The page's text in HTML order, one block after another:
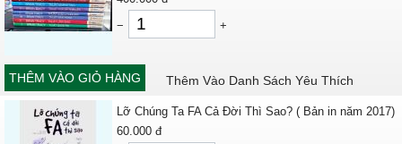
−
+
THÊM VÀO GIỎ HÀNG Thêm Vào Danh Sách Yêu Thích
Lỡ Chúng Ta FA Cả Đời Thì Sao? ( Bản in năm 2017)
60.000 đ